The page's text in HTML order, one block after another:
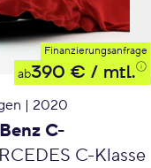
Finanzierungsanfrage
ab390 € / mtl.
| 2020
C-
C-Klasse